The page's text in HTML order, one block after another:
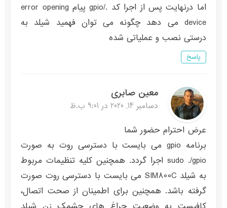
اما درنهایت پس از اجرا کد ./gpio پیام error opening
device می دهد چگونه می توان فهمید شیلد به
درستی نصب و عملیاتی شده
پاسخ
معین صابری
دسامبر 14, 2020 در 9:01 ب.ظ
عرض احترام حضور شما
برنامه gpio می بایست با دسترسی روت به صورت
sudo ./gpio اجرا گردد. همچنین کلیه تنظیمات مربوط
به شیلد SIM800C می بایست با دسترسی روت صورت
گرفته باشد. همچنین برای اطمینان از صحت اتصال،